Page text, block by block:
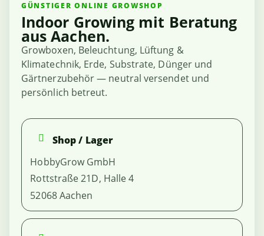
GÜNSTIGER ONLINE GROWSHOP
Indoor Growing mit Beratung
aus Aachen.
Growboxen, Beleuchtung, Lüftung &
Klimatechnik, Erde, Substrate, Dünger und
Gärtnerzubehör — neutral versendet und
persönlich betreut.
Shop / Lager
HobbyGrow GmbH
Rottstraße 21D, Halle 4
52068 Aachen